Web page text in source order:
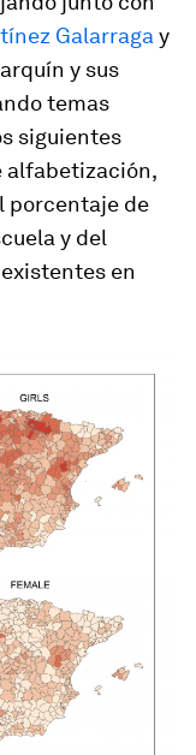
Galarraga y
y sus
temas
siguientes
alfabetización,
porcentaje de
y del
en